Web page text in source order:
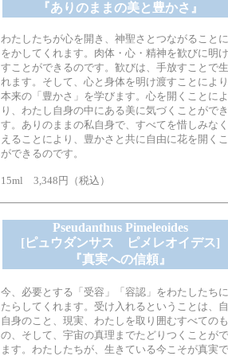
『ありのままの美と豊かさ』
わたしたちが心を開き、神聖さとつながること
をかしてくれます。肉体・心・精神を歓びに明
すことができるのです。歓びは、手放すことで
れます。そして、心と身体を明け渡すことにより
本来の「豊かさ」を学びます。心を開くことによ
り、わたし自身の中にある美に気づくことがで
す。ありのままの私自身で、すべてを惜しみな
えることにより、豊かさと共に自由に花を開く
ができるのです。
15ml 3,348円（税込）
Pseudanthus Pimeleoides
[ピュウダンサス ピメレオイデス]
『真実への信頼』
今、必要とする「受容」「容認」をわたしたち
たらしてくれます。受け入れるということは、
自身のこと、現実、わたしを取り囲むすべてのも
の、そして、宇宙の真理までたどりつくことが
ます。わたしたちが、生きている今こそが真実